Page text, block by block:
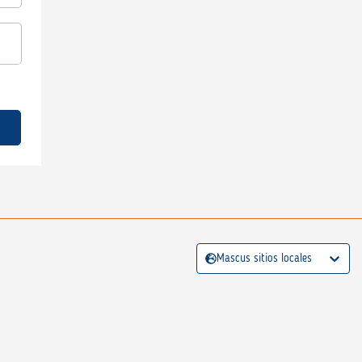
Mascus sitios locales